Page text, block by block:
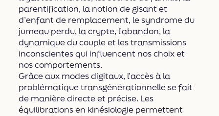
parentification, la notion de gisant et
d’enfant de remplacement, le syndrome du
jumeau perdu, la crypte, l’abandon, la
dynamique du couple et les transmissions
inconscientes qui influencent nos choix et
nos comportements.
Grâce aux modes digitaux, l’accès à la
problématique transgénérationnelle se fait
de manière directe et précise. Les
équilibrations en kinésiologie permettent